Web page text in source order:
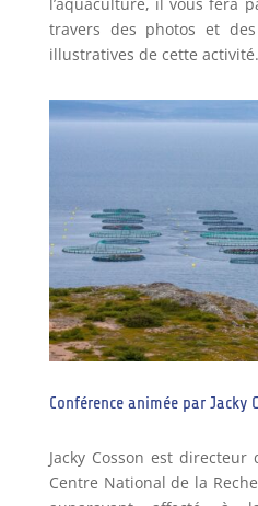
travers des photos et
illustratives de cette activité.
Conférence animée par Jacky
Jacky Cosson est
Centre National de la